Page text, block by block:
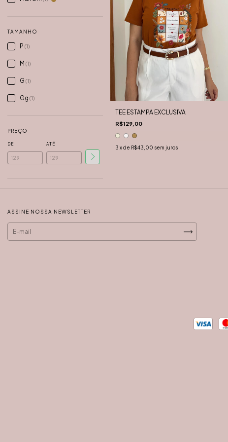
TAMANHO
P (1)
M (1)
G (1)
Gg (1)
PREÇO
DE ATÉ
TEE ESTAMPA EXCLUSIVA
R$129,00
3 x de R$43,00 sem juros
ASSINE NOSSA NEWSLETTER